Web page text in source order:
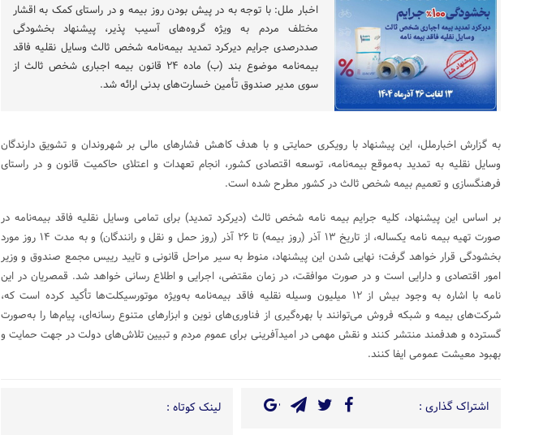
اخبار ملل: با توجه به در پیش بودن روز بیمه و در راستای کمک به اقشار
مختلف مردم به ویژه گروه‌های آسیب پذیر، پیشنهاد بخشودگی
صددرصدی جرایم دیرکرد تمدید بیمه‌نامه شخص ثالث وسایل نقلیه فاقد
بیمه‌نامه موضوع بند (ب) ماده ۲۴ قانون بیمه اجباری شخص ثالث از
سوی مدیر صندوق تأمین خسارت‌های بدنی ارائه شد.
به گزارش اخبارملل، این پیشنهاد با رویکری حمایتی و با هدف کاهش فشارهای مالی بر شهروندان و تشویق دارندگان
وسایل نقلیه به تمدید به‌موقع بیمه‌نامه، توسعه اقتصادی کشور، انجام تعهدات و اعتلای حاکمیت قانون و در راستای
فرهنگسازی و تعمیم بیمه شخص ثالث در کشور مطرح شده است.
بر اساس این پیشنهاد، کلیه جرایم بیمه نامه شخص ثالث (دیرکرد تمدید) برای تمامی وسایل نقلیه فاقد بیمه‌نامه در
صورت تهیه بیمه نامه یکساله، از تاریخ ۱۳ آذر (روز بیمه) تا ۲۶ آذر (روز حمل و نقل و رانندگان) و به مدت ۱۴ روز مورد
بخشودگی قرار خواهد گرفت؛ نهایی شدن این پیشنهاد، منوط به سیر مراحل قانونی و تایید رییس مجمع صندوق و وزیر
امور اقتصادی و دارایی است و در صورت موافقت، در زمان مقتضی، اجرایی و اطلاع رسانی خواهد شد. قمصریان در این
نامه با اشاره به وجود بیش از ۱۲ میلیون وسیله نقلیه فاقد بیمه‌نامه به‌ویژه موتورسیکلت‌ها تأکید کرده است که،
شرکت‌های بیمه و شبکه فروش می‌توانند با بهره‌گیری از فناوری‌های نوین و ابزارهای متنوع رسانه‌ای، پیام‌ها را به‌صورت
گسترده و هدفمند منتشر کنند و نقش مهمی در امیدآفرینی برای عموم مردم و تبیین تلاش‌های دولت در جهت حمایت و
بهبود معیشت عمومی ایفا کنند.
اشتراک گذاری : لینک کوتاه :